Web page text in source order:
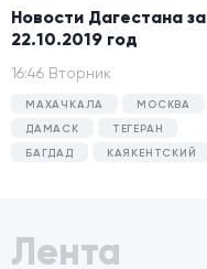
Новости Дагестана за
22.10.2019 год
16:46 Вторник
МАХАЧКАЛА
МОСКВА
ДАМАСК
ТЕГЕРАН
БАГДАД
КАЯКЕНТСКИЙ
Лента